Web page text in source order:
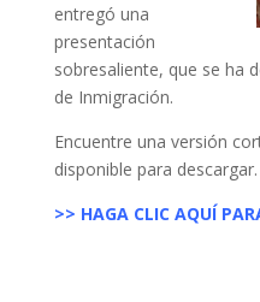
entregó una
presentación
sobresaliente, que se ha
de Inmigración.
Encuentre una versión
disponible para descargar.
>> HAGA CLIC AQUÍ